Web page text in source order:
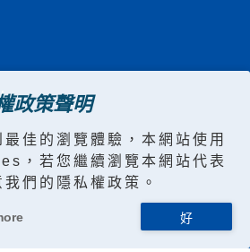
政策聲明
最佳的瀏覽體驗，本網站使用
，若您繼續瀏覽本網站代表
我們的隱私權政策。